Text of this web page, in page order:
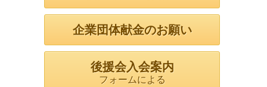
企業団体献金のお願い
後援会入会案内
フォームによる